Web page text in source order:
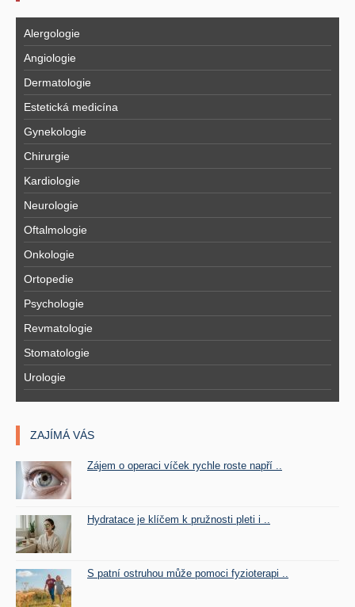
Alergologie
Angiologie
Dermatologie
Estetická medicína
Gynekologie
Chirurgie
Kardiologie
Neurologie
Oftalmologie
Onkologie
Ortopedie
Psychologie
Revmatologie
Stomatologie
Urologie
ZAJÍMÁ VÁS
Zájem o operaci víček rychle roste napří ..
Hydratace je klíčem k pružnosti pleti i ..
S patní ostruhou může pomoci fyzioterapi ..